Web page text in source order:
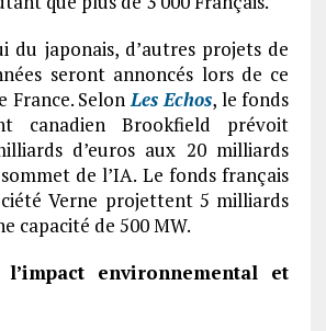
du japonais, d’autres projets de
seront annoncés lors de ce
France. SelonLes Echos, le fonds
canadien Brookfield prévoit
d’euros aux 20 milliards
de l’IA. Le fonds français
Verne projettent 5 milliards
capacité de 500 MW.
environnemental et